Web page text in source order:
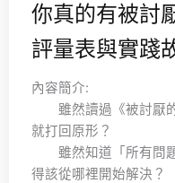
你真的有被討
評量表與實踐
內容簡介:
雖然讀過《被討厭的
就打回原形？
雖然知道「所有問題
得該從哪裡開始解決？